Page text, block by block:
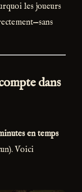
les joueurs
dans
en temps
Voici